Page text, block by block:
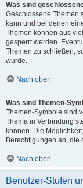
Was sind
Geschlossene Themen
kann und bei denen
Themen können aus
gesperrt werden.
Themen zu schließen,
wurde.
Nach oben
Was sind Themen-
Themen-Symbole sind
Thema in Verbindung
können. Die
Berechtigungen ab, die
Nach oben
Benutzer-Stufen